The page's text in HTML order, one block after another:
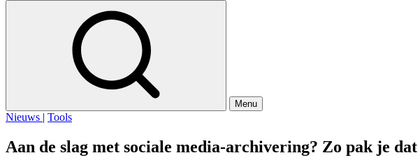
Menu
Nieuws | Tools
Aan de slag met sociale media-archivering? Zo pak je dat